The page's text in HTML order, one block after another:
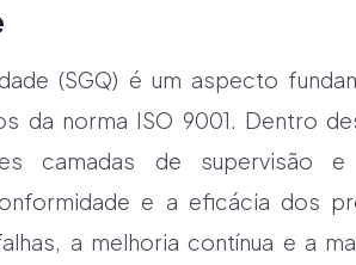
(SGQ) é um aspecto
da norma ISO 9001. Dentro
camadas de supervisão
e a eficácia dos
a melhoria contínua e a